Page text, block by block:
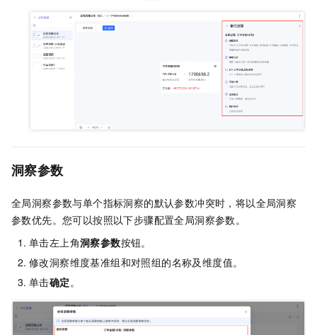
洞察参数
全局洞察参数与单个指标洞察的默认参数冲突时，将以全局洞察
参数优先。您可以按照以下步骤配置全局洞察参数。
单击左上角洞察参数按钮。
修改洞察维度基准组和对照组的名称及维度值。
单击确定。